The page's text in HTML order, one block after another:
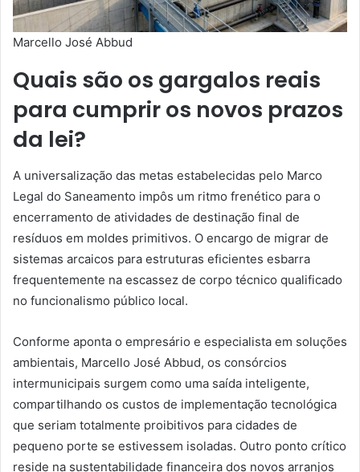
Marcello José Abbud
Quais são os gargalos reais
para cumprir os novos prazos
da lei?
A universalização das metas estabelecidas pelo Marco
Legal do Saneamento impôs um ritmo frenético para o
encerramento de atividades de destinação final de
resíduos em moldes primitivos. O encargo de migrar de
sistemas arcaicos para estruturas eficientes esbarra
frequentemente na escassez de corpo técnico qualificado
no funcionalismo público local.
Conforme aponta o empresário e especialista em soluções
ambientais, Marcello José Abbud, os consórcios
intermunicipais surgem como uma saída inteligente,
compartilhando os custos de implementação tecnológica
que seriam totalmente proibitivos para cidades de
pequeno porte se estivessem isoladas. Outro ponto crítico
reside na sustentabilidade financeira dos novos arranjos